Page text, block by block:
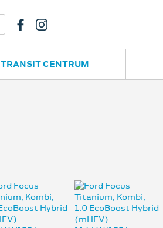
TRANSIT CENTRUM